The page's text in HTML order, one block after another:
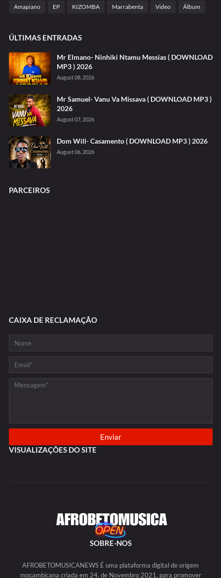
Amapiano EP KIZOMBA Marrabenta Video Álbum
ÚLTIMAS ENTRADAS
Mr Elmano- Ninhiki Ntamu Messias ( DOWNLOAD
MP3 ) 2026
August 08, 2026
Mr Samuel- Vanu Va Missava ( DOWNLOAD MP3 )
2026
August 07, 2026
Dom Will- Casamento ( DOWNLOAD MP3 ) 2026
August 06, 2026
PARCEIROS
CAIXA DE RECLAMAÇÃO
VISUALIZAÇÕES DO SITE
SOBRE-NOS
AFROBETOMUSICANEWS É uma plataforma digital de origem
moçambicana criada em 24, de Novembro 2021, para promover